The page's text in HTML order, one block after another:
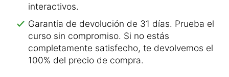
interactivos.
Garantía de devolución de 31 días. Prueba el
curso sin compromiso. Si no estás
completamente satisfecho, te devolvemos el
100% del precio de compra.